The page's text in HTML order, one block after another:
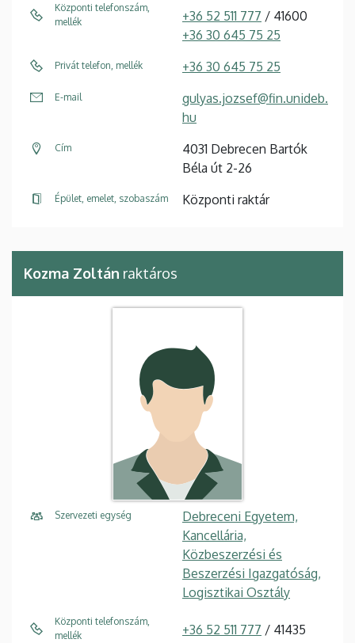
Központi telefonszám,
mellék
+36 52 511 777 / 41600
+36 30 645 75 25
Privát telefon, mellék +36 30 645 75 25
E-mail
gulyas.jozsef@fin.unideb.
hu
Cím
4031 Debrecen Bartók
Béla út 2-26
Épület, emelet, szobaszám Központi raktár
Kozma Zoltán raktáros
Szervezeti egység
Debreceni Egyetem,
Kancellária,
Közbeszerzési és
Beszerzési Igazgatóság,
Logisztikai Osztály
Központi telefonszám,
mellék
+36 52 511 777 / 41435